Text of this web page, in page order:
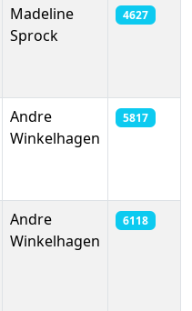
Madeline
Sprock
4627
Andre
Winkelhagen
5817
Andre
Winkelhagen
6118